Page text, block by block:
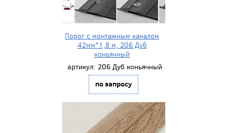
Порог с монтажным каналом
42мм*1,8 м, 206 Дуб
коньячный
артикул: 206 Дуб коньячный
по запросу